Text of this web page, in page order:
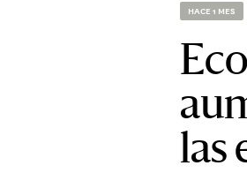
HACE 1 MES
las